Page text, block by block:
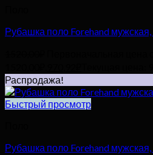
Рубашка поло Forehand мужская,
Распродажа!
Быстрый просмотр
Рубашка поло Forehand мужская,